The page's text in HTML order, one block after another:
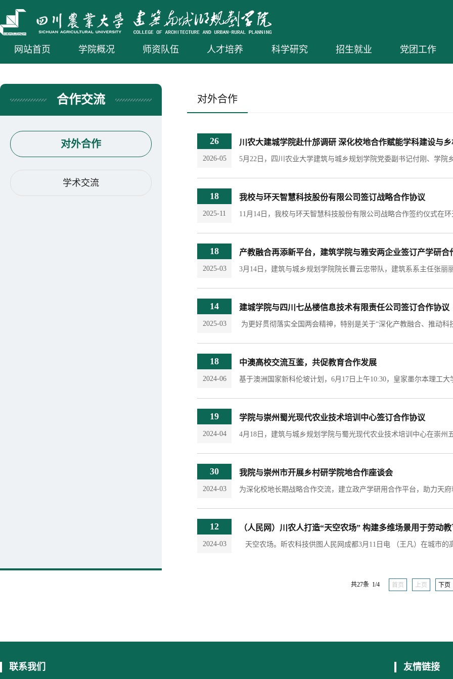
网站首页 学院概况 师资队伍 人才培养 科学研究 招生就业 党团工作
合作交流
对外合作
学术交流
对外合作
26
2026-05
川农大建城学院赴什邡调研 深化校地合作赋能学科建设与
18
2025-11
我校与环天智慧科技股份有限公司签订战略合作协议
18
2025-03
产教融合再添新平台，建筑学院与雅安两企业签订产学研合
14
2025-03
建城学院与四川七丛楼信息技术有限责任公司签订合作协议
18
2024-06
中澳高校交流互鉴，共促教育合作发展
19
2024-04
学院与崇州蜀光现代农业技术培训中心签订合作协议
30
2024-03
我院与崇州市开展乡村研学院地合作座谈会
12
2024-03
（人民网）川农人打造“天空农场” 构建多维场景用于劳动
共27条 1/4 首页 上页 下页
联系我们 友情链接